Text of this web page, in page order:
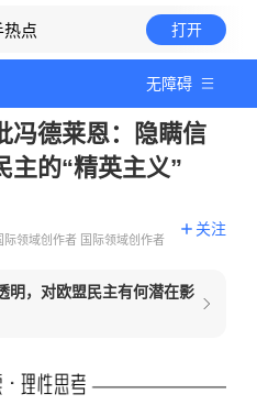
热点 打开
无障碍
冯德莱恩：隐瞒信
主的“精英主义”
际领域创作者 国际领域创作者
关注
明，对欧盟民主有何潜在影